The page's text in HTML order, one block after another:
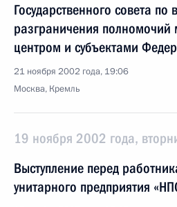
Государственного совета по
разграничения
центром и субъектами
21 ноября 2002 года, 19:06
Москва, Кремль
19 ноября 2002 года,
Выступление перед
унитарного предприятия